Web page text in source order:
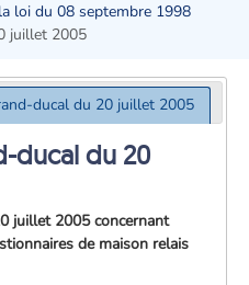
loi du 08 septembre 1998
juillet 2005
ducal du 20 juillet 2005
ducal du 20
juillet 2005 concernant
de maison relais